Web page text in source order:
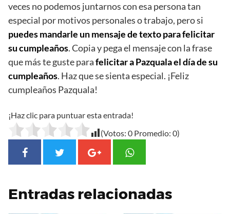
veces no podemos juntarnos con esa persona tan
especial por motivos personales o trabajo, pero si
puedes mandarle un mensaje de texto para felicitar
su cumpleaños. Copia y pega el mensaje con la frase
que más te guste parafelicitar a Pazquala el día de su
cumpleaños. Haz que se sienta especial. ¡Feliz
cumpleaños Pazquala!
¡Haz clic para puntuar esta entrada!
(Votos: 0 Promedio: 0)
Entradas relacionadas